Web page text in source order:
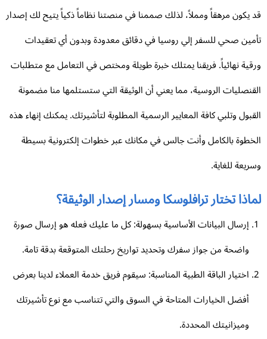
يكون مرهقاً ومملاً، لذلك صممنا في منصتنا نظاماً ذكياً يتيح لك إصدار
صحي للسفر إلي روسيا في دقائق معدودة وبدون أي تعقيدات
نهائياً. فريقنا يمتلك خبرة طويلة ومختص في التعامل مع متطلبات
الروسية، مما يعني أن الوثيقة التي ستستلمها منا مضمونة
وتلبي كافة المعايير الرسمية المطلوبة لتأشيرتك. يمكنك إنهاء هذه
بالكامل وأنت جالس في مكانك عبر خطوات إلكترونية بسيطة
للغاية.
تختار ترافلوسكا ومسار إصدار الوثيقة؟
إرسال البيانات الأساسية بسهولة: كل ما عليك فعله هو إرسال صورة
واضحة من جواز سفرك وتحديد تواريخ رحلتك المتوقعة بدقة تامة.
اختيار الباقة الطبية المناسبة: سيقوم فريق خدمة العملاء لدينا بعرض
أفضل الخيارات المتاحة في السوق والتي تتناسب مع نوع تأشيرتك
وميزانيتك المحددة.